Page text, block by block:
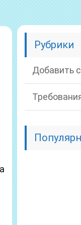
Рубрики
Добавить